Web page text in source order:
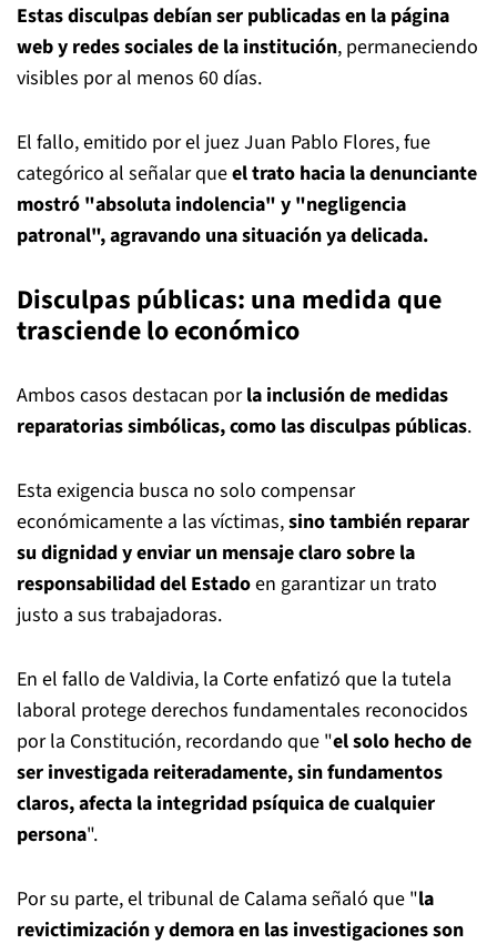
Estas disculpas debían ser publicadas en la página
web y redes sociales de la institución, permaneciendo
visibles por al menos 60 días.
El fallo, emitido por el juez Juan Pablo Flores, fue
categórico al señalar queel trato hacia la denunciante
mostró "absoluta indolencia" y "negligencia
patronal", agravando una situación ya delicada.
Disculpas públicas: una medida que
trasciende lo económico
Ambos casos destacan porla inclusión de medidas
reparatorias simbólicas, como las disculpas públicas.
Esta exigencia busca no solo compensar
económicamente a las víctimas,sino también reparar
su dignidad y enviar un mensaje claro sobre la
responsabilidad del Estadoen garantizar un trato
justo a sus trabajadoras.
En el fallo de Valdivia, la Corte enfatizó que la tutela
laboral protege derechos fundamentales reconocidos
por la Constitución, recordando que "el solo hecho de
ser investigada reiteradamente, sin fundamentos
claros, afecta la integridad psíquica de cualquier
persona".
Por su parte, el tribunal de Calama señaló que "la
revictimización y demora en las investigaciones son